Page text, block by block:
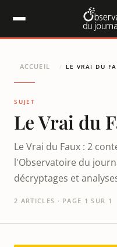
ACCUEIL / LE VRAI DU
SUJET
Le Vrai du
Le Vrai du Faux : 2
l'Observatoire du
décryptages et
2 ARTICLES · PAGE 1 SUR 1
Panneau de gestion des